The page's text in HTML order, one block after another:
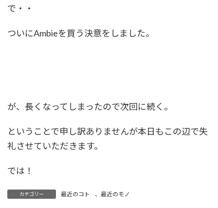
で・・
ついにAmbieを買う決意をしました。
が、長くなってしまったので次回に続く。
ということで申し訳ありませんが本日もこの辺で失
礼させていただきます。
では！
カテゴリー 最近のコト 、 最近のモノ